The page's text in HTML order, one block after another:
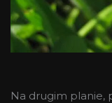
Na drugim planie,